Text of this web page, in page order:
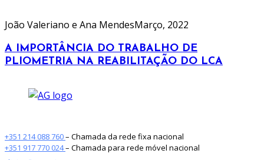
João Valeriano e Ana MendesMarço, 2022
A IMPORTÂNCIA DO TRABALHO DE
PLIOMETRIA NA REABILITAÇÃO DO LCA
+351 214 088 760– Chamada da rede fixa nacional
+351 917 770 024– Chamada para rede móvel nacional